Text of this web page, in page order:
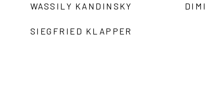
WASSILY KANDINSKY
SIEGFRIED KLAPPER